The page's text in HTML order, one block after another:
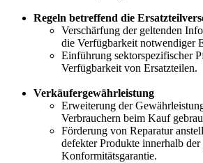
Regeln betreffend die
Verschärfung der geltenden
die Verfügbarkeit notwendiger
Einführung sektorspezifischer
Verfügbarkeit von Ersatzteilen.
Verkäufergewährleistung
Erweiterung der
Verbrauchern beim Kauf
Förderung von Reparatur
defekter Produkte innerhalb der
Konformitätsgarantie.